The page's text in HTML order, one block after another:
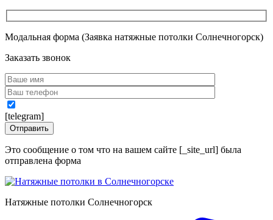
Модальная форма (Заявка натяжные потолки Солнечногорск)
Заказать звонок
[telegram]
Это сообщение о том что на вашем сайте [_site_url] была
отправлена форма
Натяжные потолки Солнечногорск